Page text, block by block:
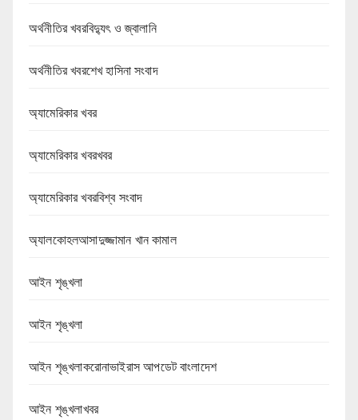
অর্থনীতির খবরবিদ্যুৎ ও জ্বালানি
অর্থনীতির খবরশেখ হাসিনা সংবাদ
অ্যামেরিকার খবর
অ্যামেরিকার খবরখবর
অ্যামেরিকার খবরবিশ্ব সংবাদ
অ্যালকোহলআসাদুজ্জামান খান কামাল
আইন শৃঙ্খলা
আইন শৃঙ্খলা
আইন শৃঙ্খলাকরোনাভাইরাস আপডেট বাংলাদেশ
আইন শৃঙ্খলাখবর